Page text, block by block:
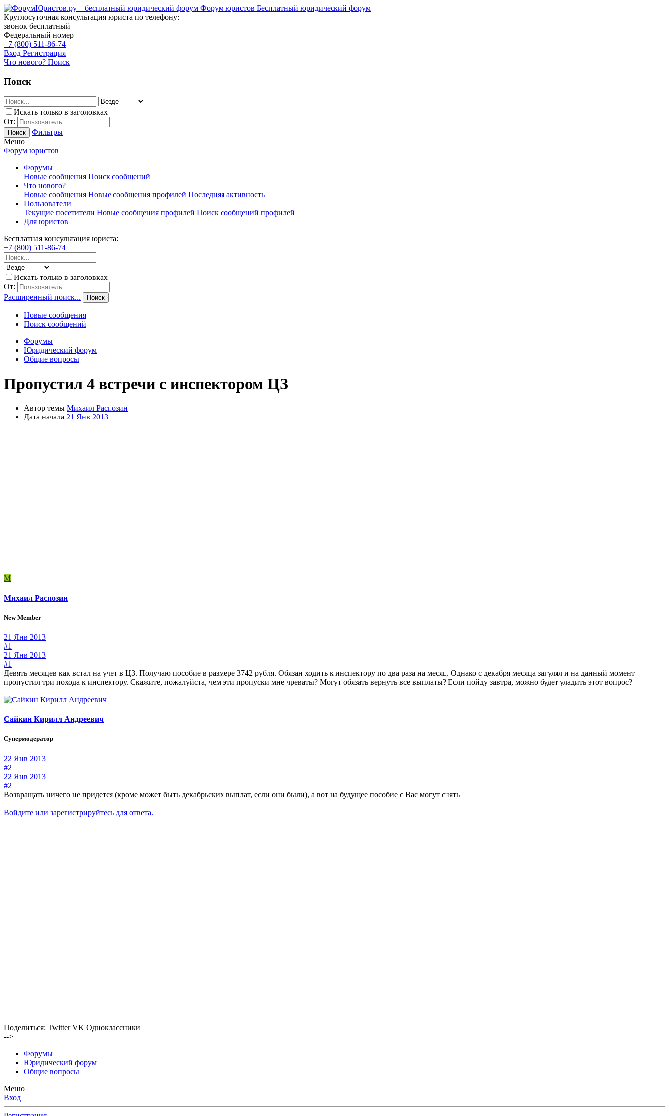
Форум юристов Бесплатный юридический форум
Круглосуточная консультация юриста по телефону:
звонок бесплатный
Федеральный номер
+7 (800) 511-86-74
Вход Регистрация
Что нового? Поиск
Поиск
Искать только в заголовках
От:
Поиск
Фильтры
Меню
Форум юристов
Форумы
Новые сообщения Поиск сообщений
Что нового?
Новые сообщения Новые сообщения профилей Последняя активность
Пользователи
Текущие посетители Новые сообщения профилей Поиск сообщений профилей
Для юристов
Бесплатная консультация юриста:
+7 (800) 511-86-74
Искать только в заголовках
От:
Расширенный поиск...
Поиск
Новые сообщения
Поиск сообщений
Форумы
Юридический форум
Общие вопросы
Пропустил 4 встречи с инспектором ЦЗ
Автор темы Михаил Распозин
Дата начала 21 Янв 2013
М
Михаил Распозин
New Member
21 Янв 2013
#1
21 Янв 2013
#1
Девять месяцев как встал на учет в ЦЗ. Получаю пособие в размере 3742 рубля. Обязан ходить к инспектору по два раза на месяц. Однако с декабря месяца загулял и на данный момент
пропустил три похода к инспектору. Скажите, пожалуйста, чем эти пропуски мне чреваты? Могут обязать вернуть все выплаты? Если пойду завтра, можно будет уладить этот вопрос?
Сайкин Кирилл Андреевич
Супермодератор
22 Янв 2013
#2
22 Янв 2013
#2
Возвращать ничего не придется (кроме может быть декабрьских выплат, если они были), а вот на будущее пособие с Вас могут снять
Войдите или зарегистрируйтесь для ответа.
Поделиться: Twitter VK Одноклассники
-->
Форумы
Юридический форум
Общие вопросы
Меню
Вход